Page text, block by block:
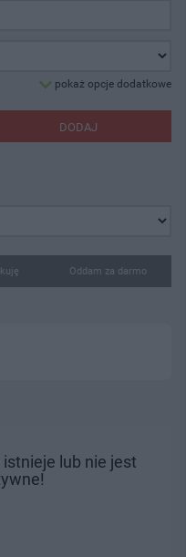
pokaż opcje dodatkowe
DODAJ
Oddam za darmo
istnieje lub nie jest